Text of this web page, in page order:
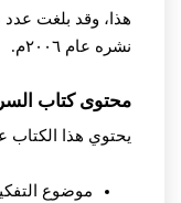
نشره عام ٢٠٠٦م.
محتوى كتاب السر
يحتوي هذا الكتاب
موضوع